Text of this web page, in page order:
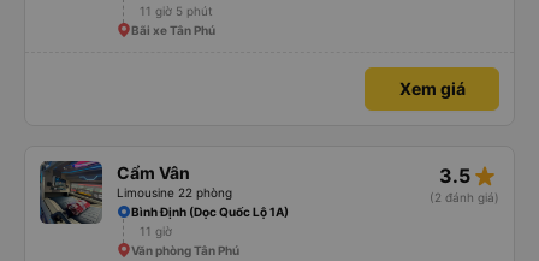
11 giờ 5 phút
Bãi xe Tân Phú
Xem giá
Cẩm Vân
Limousine 22 phòng
3.5 star_rate
(2 đánh giá)
Bình Định (Dọc Quốc Lộ 1A)
11 giờ
Văn phòng Tân Phú